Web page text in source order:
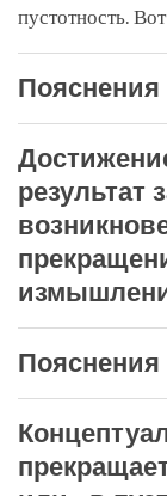
пустотность.
Пояснения
результат
Пояснения